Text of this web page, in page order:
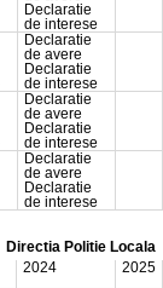
Declaratie
de interese
Declaratie
de avere
Declaratie
de interese
Declaratie
de avere
Declaratie
de interese
Declaratie
de avere
Declaratie
de interese
Directia Politie Locala
2024 2025